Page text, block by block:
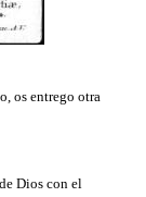
os entrego otra
Dios con el